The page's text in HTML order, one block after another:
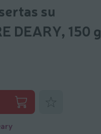
su
DEARY, 150 g